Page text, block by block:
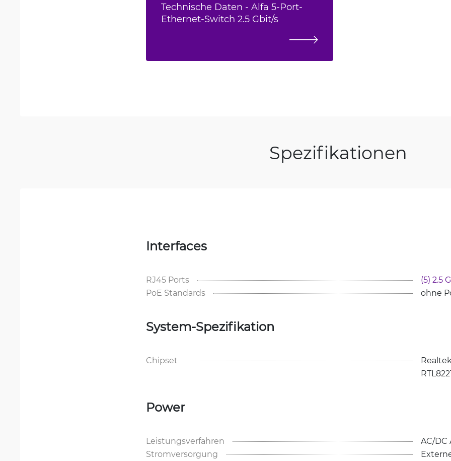
Technische Daten - Alfa 5-Port-
Ethernet-Switch 2.5 Gbit/s
Spezifikationen
Interfaces
RJ45 Ports
(5) 2.5
PoE Standards
ohne
System-Spezifikation
Chipset
Power
Leistungsverfahren
AC/DC
Stromversorgung